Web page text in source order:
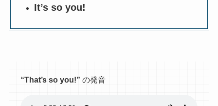
It’s so you!
“That’s so you!” の発音